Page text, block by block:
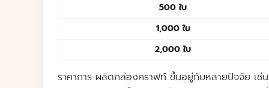
500 ใบ
1,000 ใบ
2,000 ใบ
ราคาการ ผลิตกล่องคราฟท์ ขึ้นอยู่กับหลายปัจจัย เช่